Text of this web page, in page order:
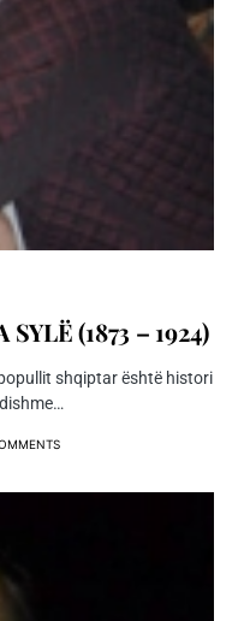
(1873 – 1924)
shqiptar është histori